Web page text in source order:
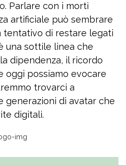
Parlare con i morti
artificiale può sembrare
tentativo di restare legati
una sottile linea che
dipendenza, il ricordo
oggi possiamo evocare
trovarci a
generazioni di avatar che
digitali.